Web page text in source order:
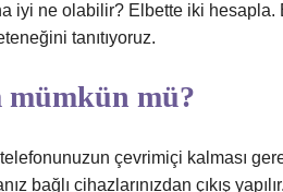
iyi ne olabilir? Elbette iki hesapla.
tanıtıyoruz.
mümkün mü?
çevrimiçi kalması
bağlı cihazlarınızdan çıkış